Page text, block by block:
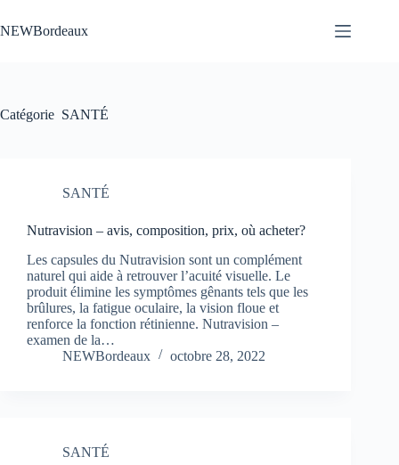
au
contenu
NEWBordeaux
Catégorie SANTÉ
SANTÉ
Nutravision – avis, composition, prix, où acheter?
Les capsules du Nutravision sont un complément
naturel qui aide à retrouver l’acuité visuelle. Le
produit élimine les symptômes gênants tels que les
brûlures, la fatigue oculaire, la vision floue et
renforce la fonction rétinienne. Nutravision –
examen de la…
NEWBordeaux
octobre 28, 2022
SANTÉ